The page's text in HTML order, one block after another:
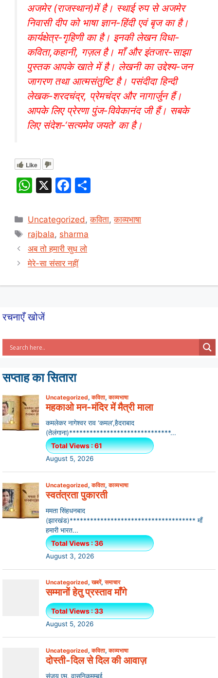
अजमेर (राजस्थान)में है। स्थाई रुप से अजमेर
निवासी दीप को भाषा ज्ञान-हिंदी एवं बृज का है।
कार्यक्षेत्र-गृहिणी का है। इनकी लेखन विधा-
कविता,कहानी, गज़ल है। माँ और इंतजार-साझा
पुस्तक आपके खाते में है। लेखनी का उद्देश्य-जन
जागरण तथा आत्मसंतुष्टि है। पसंदीदा हिन्दी
लेखक-शरदचंद्र, प्रेमचंद्र और नागार्जुन हैं।
आपके लिए प्रेरणा पुंज-विवेकानंद जी हैं। सबके
लिए संदेश-‘सत्यमेव जयते’ का है।
Like
W
at
s
A
p
X
F
c
e
b
o
ar
Categories
Uncategorized,कविता,काव्यभाषा
Tags
rajbala, sharma
अब तो हमारी सुध लो
मेरे-सा संसार नहीं
रचनाएँ खोजें
सप्ताह का सितारा